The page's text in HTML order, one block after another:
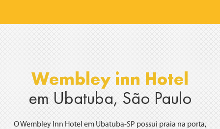
Wembley inn Hotel
em Ubatuba, São Paulo
O Wembley Inn Hotel em Ubatuba-SP possui praia na porta,